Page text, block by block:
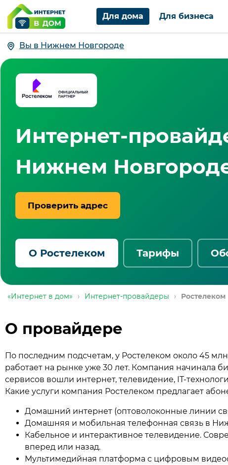
Для дома Для бизнеса
Вы в Нижнем Новгороде
Интернет-
Нижнем
Проверить адрес
О Ростелеком Тарифы
«Интернет в дом» › Интернет-провайдеры › Ростелеком
О провайдере
По последним подсчетам, у Ростелеком около 45
работает на рынке уже 30 лет. Компания начинала
сервисов вошли интернет, телевидение, IT-
Какие услуги компания Ростелеком предлагает
Домашний интернет (оптоволоконные линии
Домашняя и мобильная телефонная связь в
Кабельное и интерактивное телевидение.
вперед или назад.
Мультимедийная платформа с цифровым